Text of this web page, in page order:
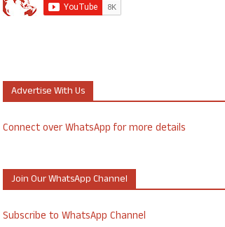
Advertise With Us
Connect over WhatsApp for more details
Join Our WhatsApp Channel
Subscribe to WhatsApp Channel